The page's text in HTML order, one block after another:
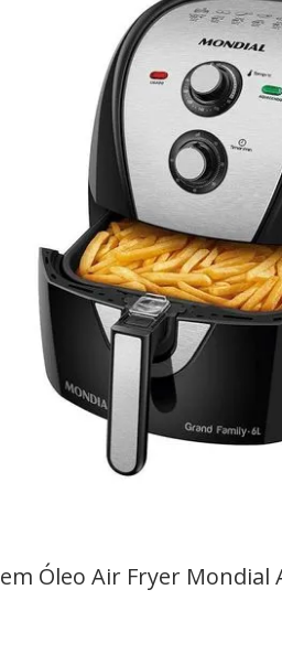
Óleo Air Fryer Mondial